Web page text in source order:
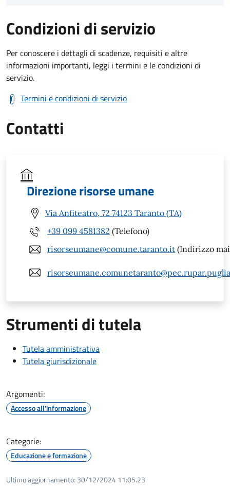
Condizioni di servizio
Per conoscere i dettagli di scadenze, requisiti e altre
informazioni importanti, leggi i termini e le condizioni di
servizio.
Termini e condizioni di servizio
Contatti
Direzione risorse umane
Via Anfiteatro, 72 74123 Taranto (TA)
+39 099 4581382 (Telefono)
risorseumane@comune.taranto.it (Indirizzo
Strumenti di tutela
Tutela amministrativa
Tutela giurisdizionale
Argomenti:
Accesso all'informazione
Categorie:
Educazione e formazione
Ultimo aggiornamento: 30/12/2024 11:05.23